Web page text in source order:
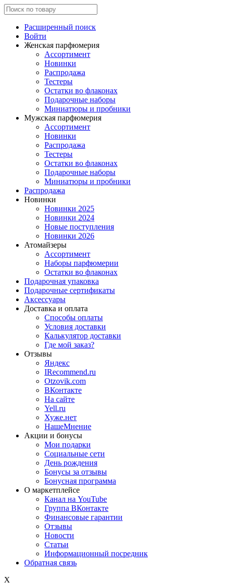
Расширенный поиск
Войти
Женская парфюмерия
Ассортимент
Новинки
Распродажа
Тестеры
Остатки во флаконах
Подарочные наборы
Миниатюры и пробники
Мужская парфюмерия
Ассортимент
Новинки
Распродажа
Тестеры
Остатки во флаконах
Подарочные наборы
Миниатюры и пробники
Распродажа
Новинки
Новинки 2025
Новинки 2024
Новые поступления
Новинки 2026
Атомайзеры
Ассортимент
Наборы парфюмерии
Остатки во флаконах
Подарочная упаковка
Подарочные сертификаты
Аксессуары
Доставка и оплата
Способы оплаты
Условия доставки
Калькулятор доставки
Где мой заказ?
Отзывы
Яндекс
IRecommend.ru
Otzovik.com
ВКонтакте
На сайте
Yell.ru
Хуже.нет
НашеМнение
Акции и бонусы
Мои подарки
Социальные сети
День рождения
Бонусы за отзывы
Бонусная программа
О маркетплейсе
Канал на YouTube
Группа ВКонтакте
Финансовые гарантии
Отзывы
Новости
Статьи
Информационный посредник
Обратная связь
X